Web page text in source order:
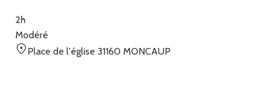
2h
Modéré
Place de l'église 31160 MONCAUP